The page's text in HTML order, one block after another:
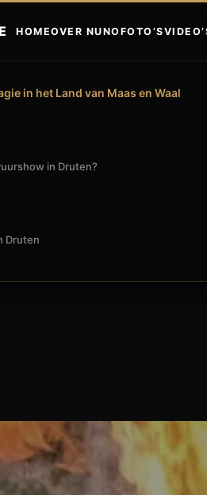
HOMEOVER NUNO FOTO’S
in het Land van Maas en Waal
in Druten?
Druten